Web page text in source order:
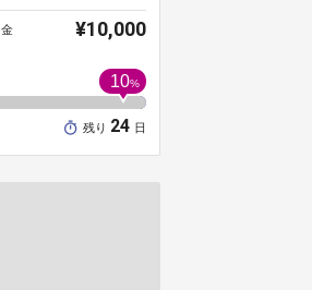
¥10,000
10%
残り 24 日